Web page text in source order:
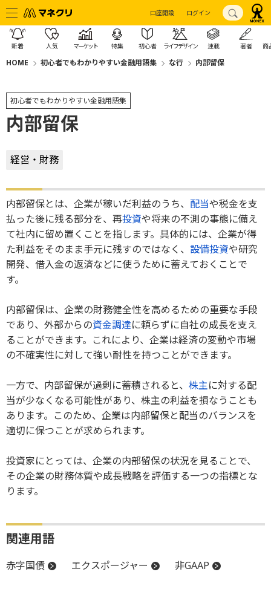
口座開設 ログイン
新着 人気 マーケット 特集 初心者 ライフデザイン 連載 著者 商
HOME 初心者でもわかりやすい金融用語集 な行 内部留保
初心者でもわかりやすい金融用語集
内部留保
経営・財務
内部留保とは、企業が稼いだ利益のうち、 配当や税金を支
払った後に残る部分を、再投資や将来の不測の事態に備え
て社内に留め置くことを指します。具体的には、企業が得
た利益をそのまま手元に残すのではなく、 設備投資や研究
開発、借入金の返済などに使うために蓄えておくことで
す。
内部留保は、企業の財務健全性を高めるための重要な手段
であり、外部からの資金調達に頼らずに自社の成長を支え
ることができます。これにより、企業は経済の変動や市場
の不確実性に対して強い耐性を持つことができます。
一方で、内部留保が過剰に蓄積されると、 株主に対する配
当が少なくなる可能性があり、株主の利益を損なうことも
あります。このため、企業は内部留保と配当のバランスを
適切に保つことが求められます。
投資家にとっては、企業の内部留保の状況を見ることで、
その企業の財務体質や成長戦略を評価する一つの指標とな
ります。
関連用語
赤字国債 エクスポージャー 非GAAP